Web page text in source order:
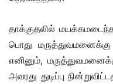
தாக்குதலில்
பொது
எனினும்,
அவரது துடிப்பு